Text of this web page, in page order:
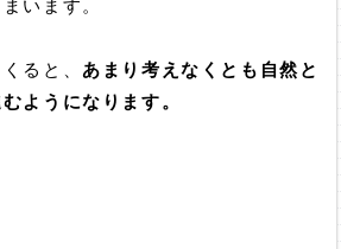
います。
ると、 あまり考えなくとも自然と
ようになります。